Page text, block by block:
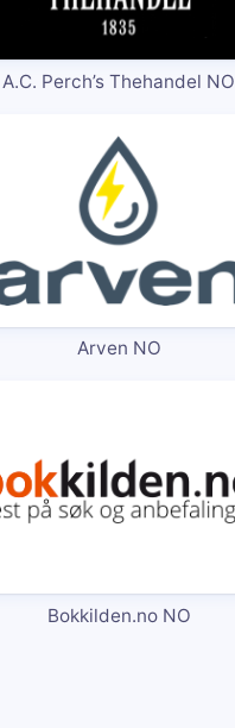
A.C. Perch’s Thehandel NO
Arven NO
Bokkilden.no NO